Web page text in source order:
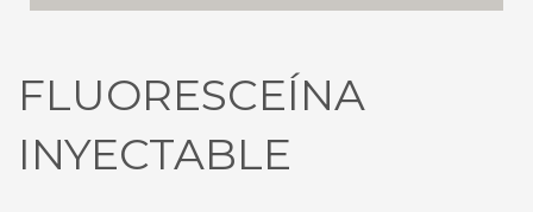
FLUORESCEÍNA
INYECTABLE